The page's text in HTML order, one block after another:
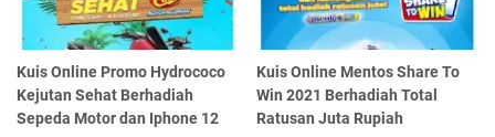
Kuis Online Promo Hydrococo
Kejutan Sehat Berhadiah
Sepeda Motor dan Iphone 12
Kuis Online Mentos Share To
Win 2021 Berhadiah Total
Ratusan Juta Rupiah